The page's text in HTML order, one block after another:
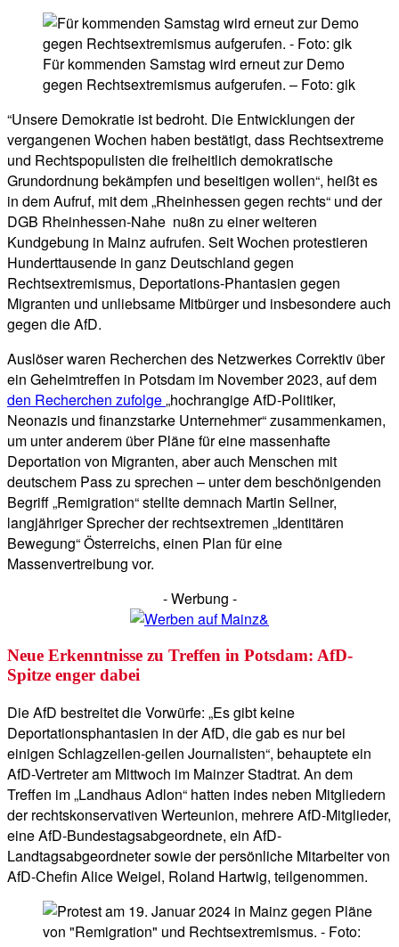
Für kommenden Samstag wird erneut zur Demo
gegen Rechtsextremismus aufgerufen. – Foto: gik
“Unsere Demokratie ist bedroht. Die Entwicklungen der
vergangenen Wochen haben bestätigt, dass Rechtsextreme
und Rechtspopulisten die freiheitlich demokratische
Grundordnung bekämpfen und beseitigen wollen“, heißt es
in dem Aufruf, mit dem „Rheinhessen gegen rechts“ und der
DGB Rheinhessen-Nahe nu8n zu einer weiteren
Kundgebung in Mainz aufrufen. Seit Wochen protestieren
Hunderttausende in ganz Deutschland gegen
Rechtsextremismus, Deportations-Phantasien gegen
Migranten und unliebsame Mitbürger und insbesondere auch
gegen die AfD.
Auslöser waren Recherchen des Netzwerkes Correktiv über
ein Geheimtreffen in Potsdam im November 2023, auf dem
den Recherchen zufolge„hochrangige AfD-Politiker,
Neonazis und finanzstarke Unternehmer“ zusammenkamen,
um unter anderem über Pläne für eine massenhafte
Deportation von Migranten, aber auch Menschen mit
deutschem Pass zu sprechen – unter dem beschönigenden
Begriff „Remigration“ stellte demnach Martin Sellner,
langjähriger Sprecher der rechtsextremen „Identitären
Bewegung“ Österreichs, einen Plan für eine
Massenvertreibung vor.
- Werbung -
Neue Erkenntnisse zu Treffen in Potsdam: AfD-
Spitze enger dabei
Die AfD bestreitet die Vorwürfe: „Es gibt keine
Deportationsphantasien in der AfD, die gab es nur bei
einigen Schlagzeilen-geilen Journalisten“, behauptete ein
AfD-Vertreter am Mittwoch im Mainzer Stadtrat. An dem
Treffen im „Landhaus Adlon“ hatten indes neben Mitgliedern
der rechtskonservativen Werteunion, mehrere AfD-Mitglieder,
eine AfD-Bundestagsabgeordnete, ein AfD-
Landtagsabgeordneter sowie der persönliche Mitarbeiter von
AfD-Chefin Alice Weigel, Roland Hartwig, teilgenommen.